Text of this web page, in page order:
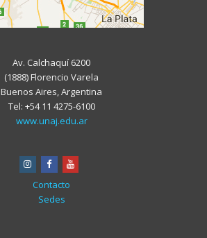
Av. Calchaquí 6200
(1888) Florencio Varela
Buenos Aires, Argentina
Tel: +54 11 4275-6100
www.unaj.edu.ar
instagram
facebookyoutube
Contacto
Sedes